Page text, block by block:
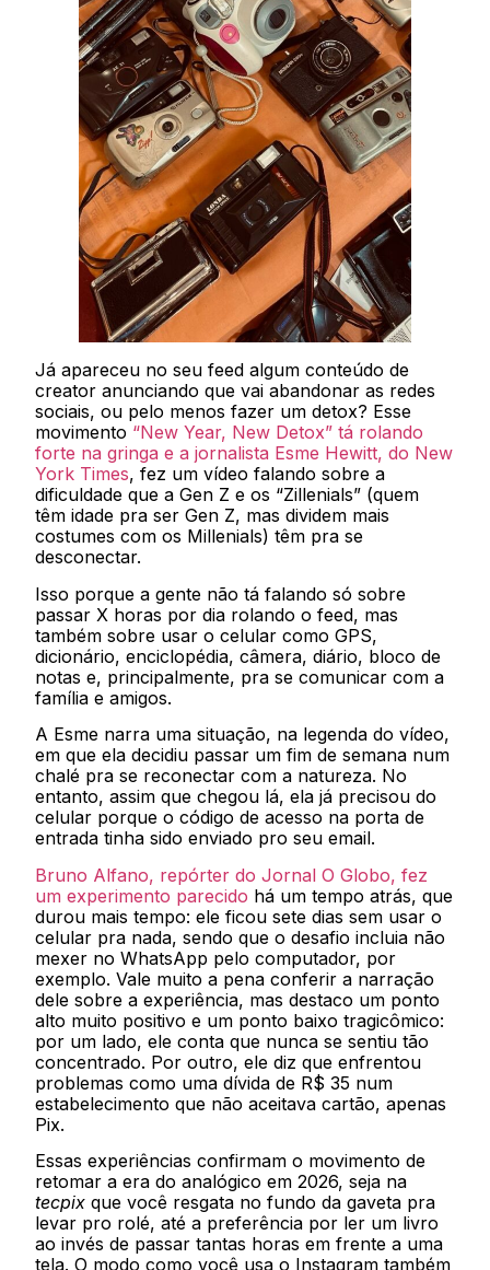
Já apareceu no seu feed algum conteúdo de
creator anunciando que vai abandonar as redes
sociais, ou pelo menos fazer um detox? Esse
movimento “New Year, New Detox” tá rolando
forte na gringa e a jornalista Esme Hewitt, do New
York Times, fez um vídeo falando sobre a
dificuldade que a Gen Z e os “Zillenials” (quem
têm idade pra ser Gen Z, mas dividem mais
costumes com os Millenials) têm pra se
desconectar.
Isso porque a gente não tá falando só sobre
passar X horas por dia rolando o feed, mas
também sobre usar o celular como GPS,
dicionário, enciclopédia, câmera, diário, bloco de
notas e, principalmente, pra se comunicar com a
família e amigos.
A Esme narra uma situação, na legenda do vídeo,
em que ela decidiu passar um fim de semana num
chalé pra se reconectar com a natureza. No
entanto, assim que chegou lá, ela já precisou do
celular porque o código de acesso na porta de
entrada tinha sido enviado pro seu email.
Bruno Alfano, repórter do Jornal O Globo, fez
um experimento parecido há um tempo atrás, que
durou mais tempo: ele ficou sete dias sem usar o
celular pra nada, sendo que o desafio incluia não
mexer no WhatsApp pelo computador, por
exemplo. Vale muito a pena conferir a narração
dele sobre a experiência, mas destaco um ponto
alto muito positivo e um ponto baixo tragicômico:
por um lado, ele conta que nunca se sentiu tão
concentrado. Por outro, ele diz que enfrentou
problemas como uma dívida de R$ 35 num
estabelecimento que não aceitava cartão, apenas
Pix.
Essas experiências confirmam o movimento de
retomar a era do analógico em 2026, seja na
tecpixque você resgata no fundo da gaveta pra
levar pro rolé, até a preferência por ler um livro
ao invés de passar tantas horas em frente a uma
tela. O modo como você usa o Instagram também